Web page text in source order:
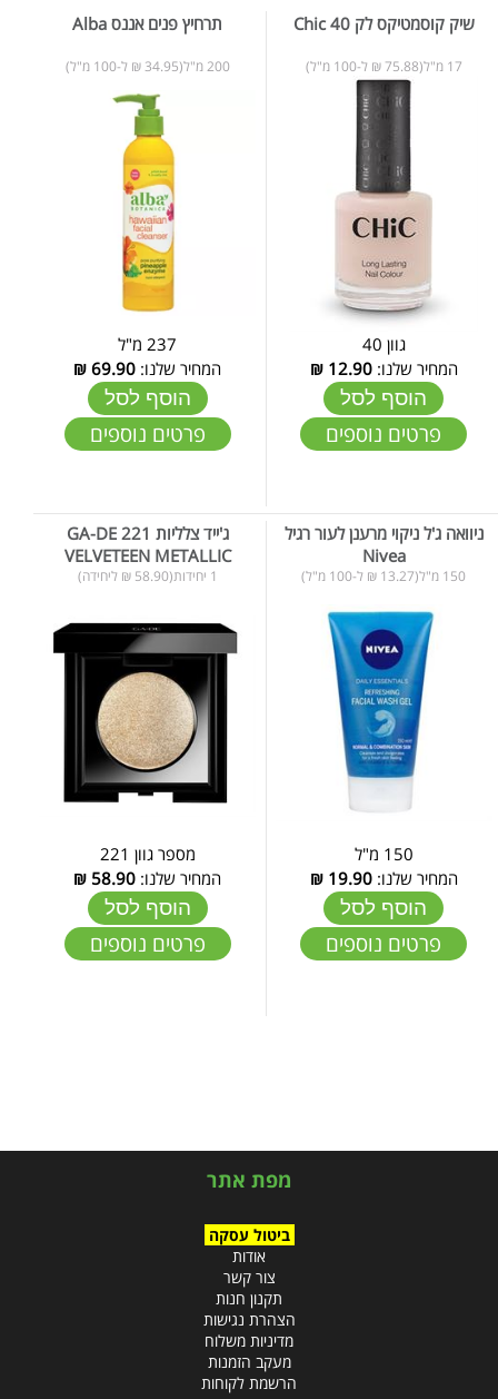
שיק קוסמטיקס לק 40 Chic
17 מ"ל(75.88 ₪ ל-100 מ"ל)
גוון 40
המחיר שלנו:12.90
₪
הוסף לסל
פרטים נוספים
תרחיץ פנים אננס Alba
200 מ"ל(34.95 ₪ ל-100 מ"ל)
237 מ"ל
המחיר שלנו: 69.90
₪
הוסף לסל
פרטים נוספים
ניוואה ג'ל ניקוי מרענן לעור רגיל
Nivea
150 מ"ל(13.27 ₪ ל-100 מ"ל)
150 מ"ל
המחיר שלנו:19.90
₪
הוסף לסל
פרטים נוספים
ג'ייד צלליות 221 GA-DE
VELVETEEN METALLIC
1 יחידות(58.90 ₪ ליחידה)
מספר גוון 221
המחיר שלנו: 58.90
₪
הוסף לסל
פרטים נוספים
מפת אתר
ביטול עסקה
אודות
צור קשר
תקנון חנות
הצהרת נגישות
מדיניות משלוח
מעקב הזמנות
הרשמת לקוחות